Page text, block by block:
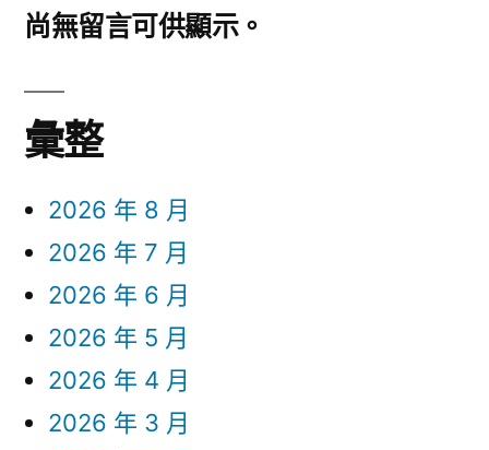
尚無留言可供顯示。
彙整
2026 年 8 月
2026 年 7 月
2026 年 6 月
2026 年 5 月
2026 年 4 月
2026 年 3 月